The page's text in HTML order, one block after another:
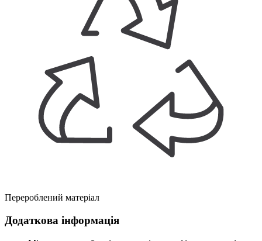
Перероблений матеріал
Додаткова інформація